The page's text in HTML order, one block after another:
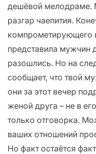
дешёвой мелодраме.
разгар чаепития.
компрометирующего
представила мужчин
разошлись. Но на
сообщает, что твой
они за этот вечер
женой друга – не в
только отговорка.
ваших отношений
Но факт остаётся